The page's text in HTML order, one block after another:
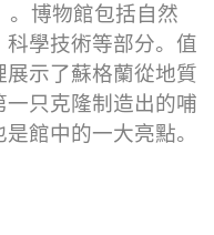
。博物館包括自然
學技術等部分。值
示了蘇格蘭從地質
只克隆制造出的哺
館中的一大亮點。